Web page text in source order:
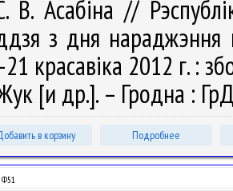
В. Асабіна //
з дня нараджэння
красавіка 2012 г. :
[и др.]. – Гродна :
в корзину Подробнее
Ф51